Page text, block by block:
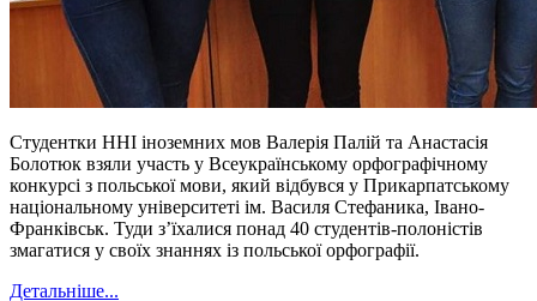
Студентки ННІ іноземних мов Валерія Палій та Анастасія
Болотюк взяли участь у Всеукраїнському орфографічному
конкурсі з польської мови, який відбувся у Прикарпатському
національному університеті ім. Василя Стефаника, Івано-
Франківськ. Туди з’їхалися понад 40 студентів-полоністів
змагатися у своїх знаннях із польської орфографії.
Детальніше...